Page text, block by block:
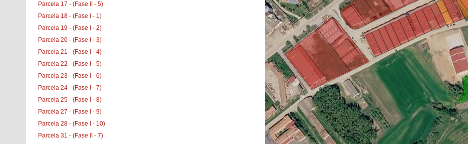
Parcela 17 - (Fase II - 5)
Parcela 18 - (Fase I - 1)
Parcela 19 - (Fase I - 2)
Parcela 20 - (Fase I - 3)
Parcela 21 - (Fase I - 4)
Parcela 22 - (Fase I - 5)
Parcela 23 - (Fase I - 6)
Parcela 24 - (Fase I - 7)
Parcela 25 - (Fase I - 8)
Parcela 27 - (Fase I - 9)
Parcela 28 - (Fase I - 10)
Parcela 31 - (Fase II - 7)